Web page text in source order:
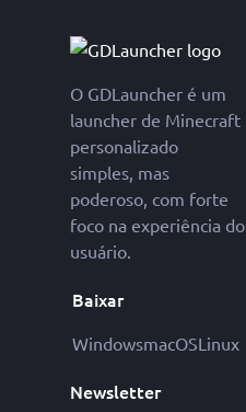
O GDLauncher é um
launcher de Minecraft
personalizado
simples, mas
poderoso, com forte
foco na experiência do
usuário.
Baixar
WindowsmacOSLinux
Newsletter